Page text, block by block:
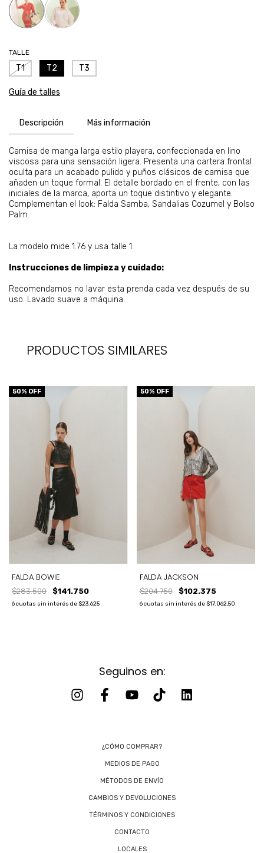
TALLE
T1 T2 T3
Guía de talles
Descripción Más información
Camisa de manga larga estilo playera, confeccionada en lino
viscosa para una sensación ligera. Presenta una cartera frontal
oculta para un acabado pulido y puños clásicos de camisa que
añaden un toque formal. El detalle bordado en el frente, con las
iniciales de la marca, aporta un toque distintivo y elegante.
Complementan el look: Falda Samba, Sandalias Cozumel y Bolso
Palm.
La modelo mide 1.76 y usa talle 1.
Instrucciones de limpieza y cuidado:
Recomendamos no lavar esta prenda cada vez después de su
uso. Lavado suave a máquina.
PRODUCTOS SIMILARES
50% OFF
FALDA BOWIE
$283.500 $141.750
6cuotas sin interés de $23.625
50% OFF
FALDA JACKSON
$204.750 $102.375
6 cuotas sin interés de $17.062,50
Seguinos en:
¿CÓMO COMPRAR?
MEDIOS DE PAGO
MÉTODOS DE ENVÍO
CAMBIOS Y DEVOLUCIONES
TÉRMINOS Y CONDICIONES
CONTACTO
LOCALES